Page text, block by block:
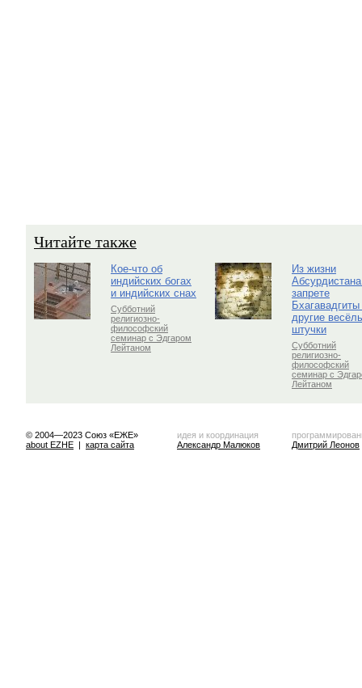
Читайте также
Кое-что об
индийских богах
и индийских снах
Субботний
религиозно-
философский
семинар с Эдгаром
Лейтаном
Из жизни
запрете
Бхагавадгиты
другие
штучки
Субботний
религиозно-
философский
семинар с
Лейтаном
© 2004—2023 Союз «ЕЖЕ»
about EZHE | карта сайта
идея и координация
Александр Малюков
Дмитрий Леонов